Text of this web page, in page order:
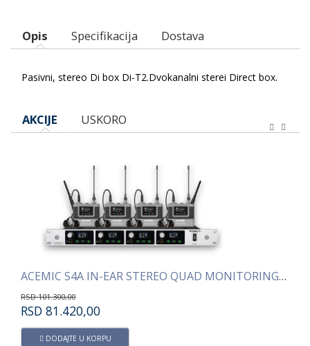
Opis Specifikacija Dostava
Pasivni, stereo Di box Di-T2.Dvokanalni sterei Direct box.
AKCIJE USKORO
ACEMIC S4A IN-EAR STEREO QUAD MONITORING SISTEM ACEMIC S1A IN-EAR STEREO MONITORING
RSD
RSD 28.320,00
DODAJTE U KORPU